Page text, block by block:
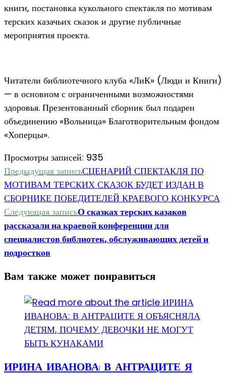
книги, постановка кукольного спектакля по мотивам
терских казачьих сказок и другие публичные
мероприятия проекта.
Читатели библиотечного клуба «ЛиК» (Люди и Книги)
— в основном с ограниченными возможностями
здоровья. Презентованный сборник был подарен
объединению «Вольница» Благотворительным фондом
«Хоперцы».
Просмотры записей: 935
Еще
статьи
Предыдущая записьСЦЕНАРИЙ СПЕКТАКЛЯ ПО
МОТИВАМ ТЕРСКИХ СКАЗОК БУДЕТ ИЗДАН В
СБОРНИКЕ ПОБЕДИТЕЛЕЙ КРАЕВОГО КОНКУРСА
Следующая записьО сказках терских казаков
рассказали на краевой конференции для
специалистов библиотек, обслуживающих детей и
подростков
Вам также может понравиться
ИРИНА ИВАНОВА: В АНТРАЦИТЕ Я